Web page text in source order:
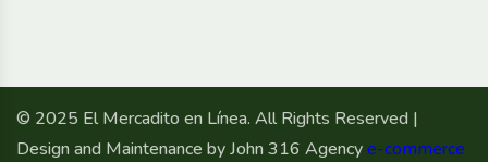
© 2025 El Mercadito en Línea. All Rights Reserved |
Design and Maintenance by John 316 Agencye-commerce